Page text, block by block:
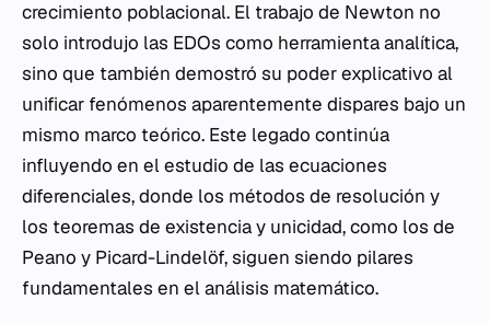
crecimiento poblacional. El trabajo de Newton no
solo introdujo las EDOs como herramienta analítica,
sino que también demostró su poder explicativo al
unificar fenómenos aparentemente dispares bajo un
mismo marco teórico. Este legado continúa
influyendo en el estudio de las ecuaciones
diferenciales, donde los métodos de resolución y
los teoremas de existencia y unicidad, como los de
Peano y Picard-Lindelöf, siguen siendo pilares
fundamentales en el análisis matemático.